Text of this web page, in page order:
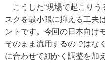
こうした“現場で起こりう
スクを最小限に抑える工夫
ントです。今回の日本向け
そのまま流用するのではな
に合わせて細かく調整を加